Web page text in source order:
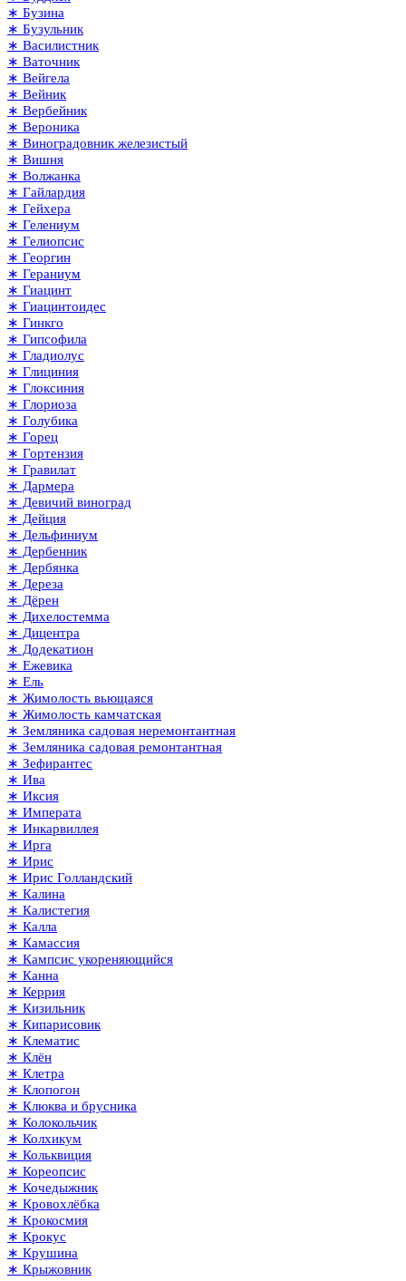
∗ Бузина
∗ Бузульник
∗ Василистник
∗ Ваточник
∗ Вейгела
∗ Вейник
∗ Вербейник
∗ Вероника
∗ Виноградовник железистый
∗ Вишня
∗ Волжанка
∗ Гайлардия
∗ Гейхера
∗ Гелениум
∗ Гелиопсис
∗ Георгин
∗ Гераниум
∗ Гиацинт
∗ Гиацинтоидес
∗ Гинкго
∗ Гипсофила
∗ Гладиолус
∗ Глициния
∗ Глоксиния
∗ Глориоза
∗ Голубика
∗ Горец
∗ Гортензия
∗ Гравилат
∗ Дармера
∗ Девичий виноград
∗ Дейция
∗ Дельфиниум
∗ Дербенник
∗ Дербянка
∗ Дереза
∗ Дёрен
∗ Дихелостемма
∗ Дицентра
∗ Додекатион
∗ Ежевика
∗ Ель
∗ Жимолость вьющаяся
∗ Жимолость камчатская
∗ Земляника садовая неремонтантная
∗ Земляника садовая ремонтантная
∗ Зефирантес
∗ Ива
∗ Иксия
∗ Императа
∗ Инкарвиллея
∗ Ирга
∗ Ирис
∗ Ирис Голландский
∗ Калина
∗ Калистегия
∗ Калла
∗ Камассия
∗ Кампсис укореняющийся
∗ Канна
∗ Керрия
∗ Кизильник
∗ Кипарисовик
∗ Клематис
∗ Клён
∗ Клетра
∗ Клопогон
∗ Клюква и брусника
∗ Колокольчик
∗ Колхикум
∗ Кольквиция
∗ Кореопсис
∗ Кочедыжник
∗ Кровохлёбка
∗ Крокосмия
∗ Крокус
∗ Крушина
∗ Крыжовник